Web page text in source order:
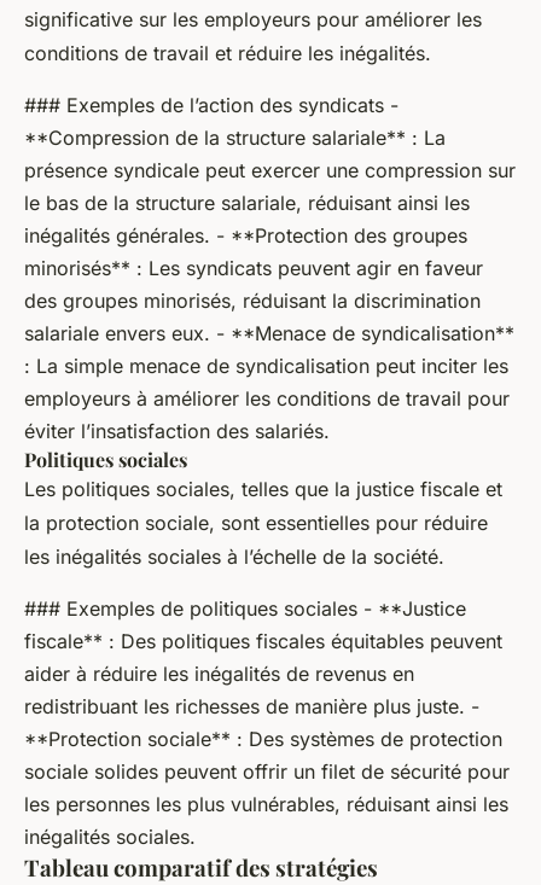
significative sur les employeurs pour améliorer les
conditions de travail et réduire les inégalités.
### Exemples de l’action des syndicats -
**Compression de la structure salariale** : La
présence syndicale peut exercer une compression sur
le bas de la structure salariale, réduisant ainsi les
inégalités générales. - **Protection des groupes
minorisés** : Les syndicats peuvent agir en faveur
des groupes minorisés, réduisant la discrimination
salariale envers eux. - **Menace de syndicalisation**
: La simple menace de syndicalisation peut inciter les
employeurs à améliorer les conditions de travail pour
éviter l’insatisfaction des salariés.
Politiques sociales
Les politiques sociales, telles que la justice fiscale et
la protection sociale, sont essentielles pour réduire
les inégalités sociales à l’échelle de la société.
### Exemples de politiques sociales - **Justice
fiscale** : Des politiques fiscales équitables peuvent
aider à réduire les inégalités de revenus en
redistribuant les richesses de manière plus juste. -
**Protection sociale** : Des systèmes de protection
sociale solides peuvent offrir un filet de sécurité pour
les personnes les plus vulnérables, réduisant ainsi les
inégalités sociales.
Tableau comparatif des stratégies